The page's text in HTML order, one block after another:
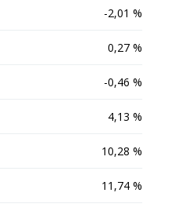
-2,01 %
0,27 %
-0,46 %
4,13 %
10,28 %
11,74 %